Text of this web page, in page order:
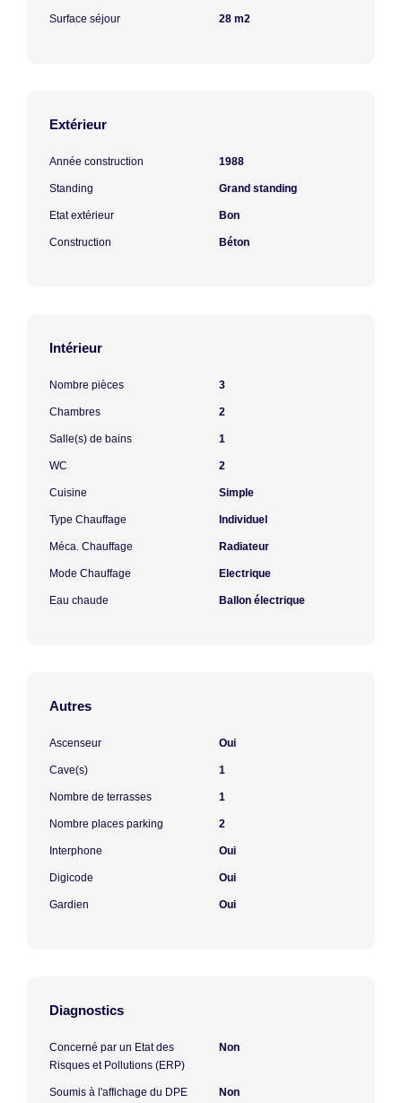
Surface séjour 28 m2
Extérieur
Année construction 1988
Standing Grand standing
Etat extérieur Bon
Construction Béton
Intérieur
Nombre pièces 3
Chambres 2
Salle(s) de bains 1
WC 2
Cuisine Simple
Type Chauffage Individuel
Méca. Chauffage Radiateur
Mode Chauffage Electrique
Eau chaude Ballon électrique
Autres
Ascenseur Oui
Cave(s) 1
Nombre de terrasses 1
Nombre places parking 2
Interphone Oui
Digicode Oui
Gardien Oui
Diagnostics
Concerné par un Etat des
Risques et Pollutions (ERP)
Non
Soumis à l'affichage du DPE Non